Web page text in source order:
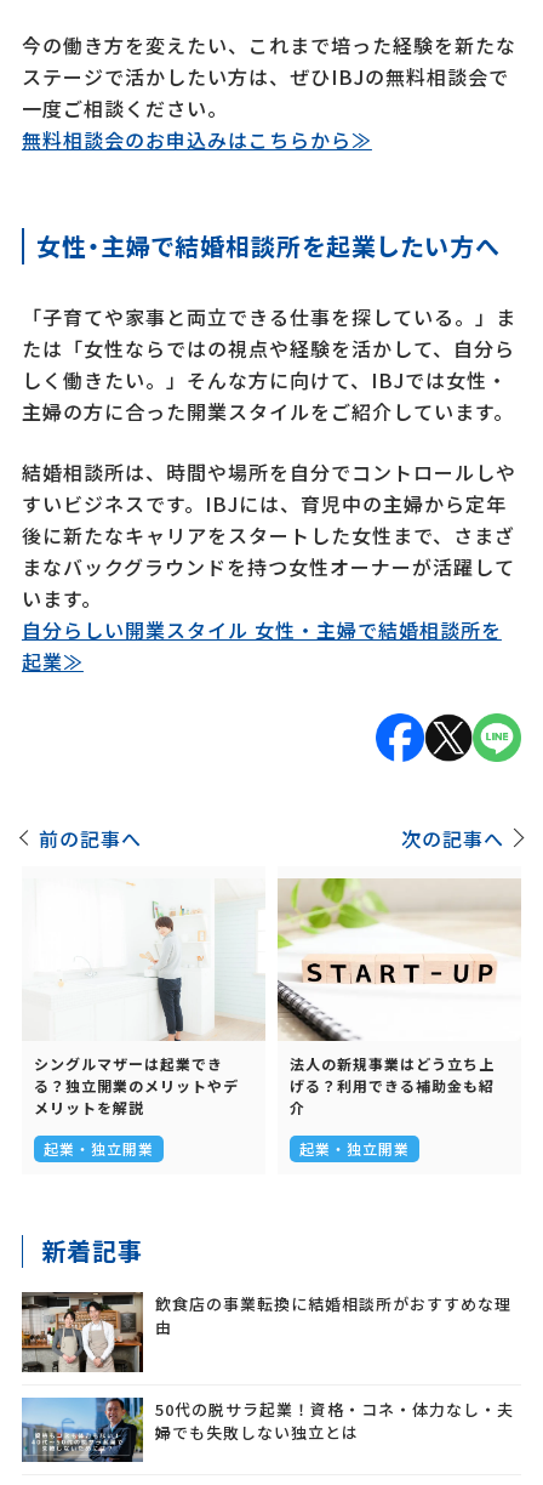
今の働き方を変えたい、これまで培った経験を新たな
ステージで活かしたい方は、ぜひIBJの無料相談会で
一度ご相談ください。
無料相談会のお申込みはこちらから≫
女性・主婦で結婚相談所を起業したい方へ
「子育てや家事と両立できる仕事を探している。」ま
たは「女性ならではの視点や経験を活かして、自分ら
しく働きたい。」そんな方に向けて、IBJでは女性・
主婦の方に合った開業スタイルをご紹介しています。
結婚相談所は、時間や場所を自分でコントロールしや
すいビジネスです。IBJには、育児中の主婦から定年
後に新たなキャリアをスタートした女性まで、さまざ
まなバックグラウンドを持つ女性オーナーが活躍して
います。
自分らしい開業スタイル 女性・主婦で結婚相談所を
起業≫
前の記事へ 次の記事へ
シングルマザーは起業でき
る？独立開業のメリットやデ
メリットを解説
起業・独立開業
法人の新規事業はどう立ち上
げる？利用できる補助金も紹
介
起業・独立開業
新着記事
飲食店の事業転換に結婚相談所がおすすめな理
由
50代の脱サラ起業！資格・コネ・体力なし・夫
婦でも失敗しない独立とは